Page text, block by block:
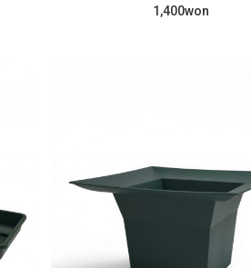
1,400won